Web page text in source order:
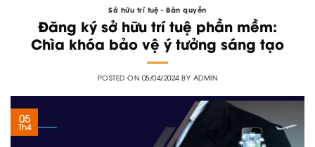
Sở hữu trí tuệ - Bản quyền
Đăng ký sở hữu trí tuệ phần mềm:
Chìa khóa bảo vệ ý tưởng sáng tạo
POSTED ON 05/04/2024BY ADMIN
05
Th4